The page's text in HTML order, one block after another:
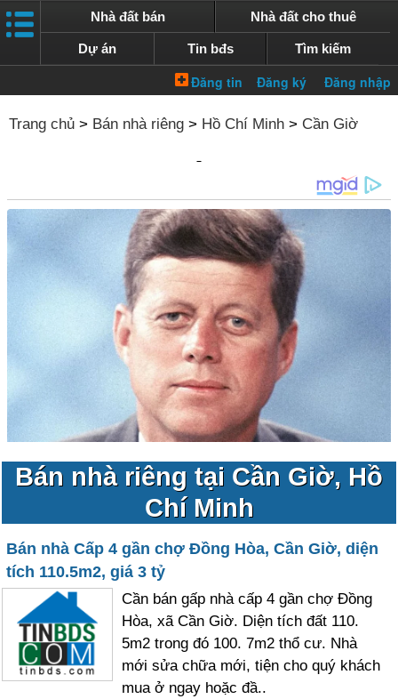
Nhà đất bán Nhà đất cho thuê
Dự án Tin bđs Tìm kiếm
Trang chủ > Bán nhà riêng > Hồ Chí Minh > Cần Giờ
Bán nhà riêng tại Cần Giờ, Hồ
Chí Minh
Bán nhà Cấp 4 gần chợ Đồng Hòa, Cần Giờ, diện
tích 110.5m2, giá 3 tỷ
Cần bán gấp nhà cấp 4 gần chợ Đồng
Hòa, xã Cần Giờ. Diện tích đất 110.
5m2 trong đó 100. 7m2 thổ cư. Nhà
mới sửa chữa mới, tiện cho quý khách
mua ở ngay hoặc đầ..